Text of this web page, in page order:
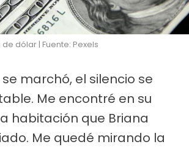
dólar | Fuente: Pexels
marchó, el silencio se
Me encontré en su
habitación que Briana
Me quedé mirando la